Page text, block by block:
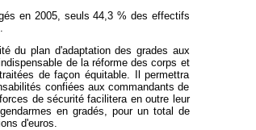
en 2005, seuls 44,3 % des effectifs
du plan d'adaptation des grades aux
de la réforme des corps et
de façon équitable. Il permettra
confiées aux commandants de
de sécurité facilitera en outre leur
en gradés, pour un total de
d'euros.